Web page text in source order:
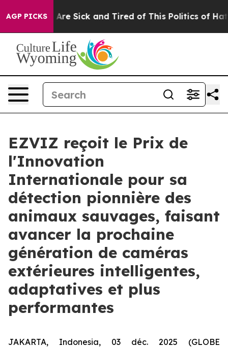
AGP PICKSAre Sick and Tired of This Politics of Hatred”
EZVIZ reçoit le Prix de
l'Innovation
Internationale pour sa
détection pionnière des
animaux sauvages, faisant
avancer la prochaine
génération de caméras
extérieures intelligentes,
adaptatives et plus
performantes
JAKARTA, Indonesia, 03 déc. 2025 (GLOBE